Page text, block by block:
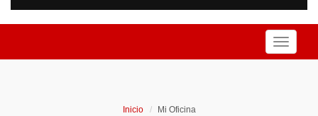
Toggle
Inicio Mi Oficina